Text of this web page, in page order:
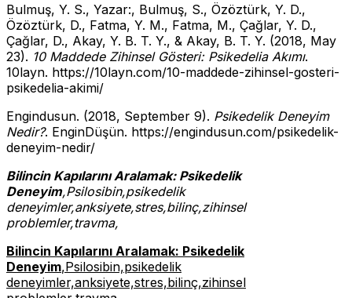
Bulmuş, Y. S., Yazar:, Bulmuş, S., Özöztürk, Y. D.,
Özöztürk, D., Fatma, Y. M., Fatma, M., Çağlar, Y. D.,
Çağlar, D., Akay, Y. B. T. Y., & Akay, B. T. Y. (2018, May
23). 10 Maddede Zihinsel Gösteri: Psikedelia Akımı.
10layn. https://10layn.com/10-maddede-zihinsel-gosteri-
psikedelia-akimi/
Engindusun. (2018, September 9). Psikedelik Deneyim
Nedir?. EnginDüşün. https://engindusun.com/psikedelik-
deneyim-nedir/
Bilincin Kapılarını Aralamak: Psikedelik
Deneyim,Psilosibin,psikedelik
deneyimler,anksiyete,stres,bilinç,zihinsel
problemler,travma,
Bilincin Kapılarını Aralamak: Psikedelik
Deneyim,Psilosibin,psikedelik
deneyimler,anksiyete,stres,bilinç,zihinsel